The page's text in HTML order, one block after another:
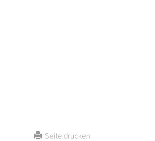
Seite drucken